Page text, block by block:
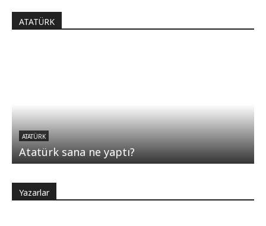
ATATÜRK
ATATÜRK
Atatürk sana ne yaptı?
Yazarlar